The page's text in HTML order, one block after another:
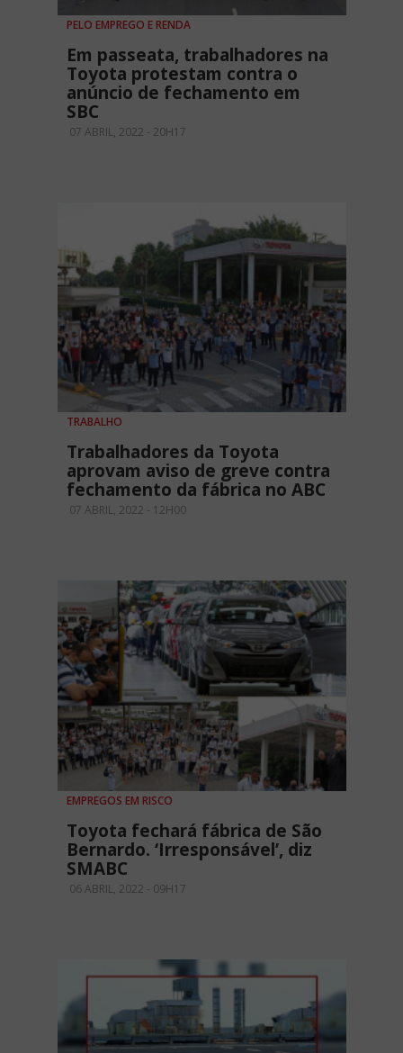
PELO EMPREGO E RENDA
Em passeata, trabalhadores na
Toyota protestam contra o
anúncio de fechamento em
SBC
07 ABRIL, 2022 - 20H17
TRABALHO
Trabalhadores da Toyota
aprovam aviso de greve contra
fechamento da fábrica no ABC
07 ABRIL, 2022 - 12H00
EMPREGOS EM RISCO
Toyota fechará fábrica de São
Bernardo. ‘Irresponsável’, diz
SMABC
06 ABRIL, 2022 - 09H17